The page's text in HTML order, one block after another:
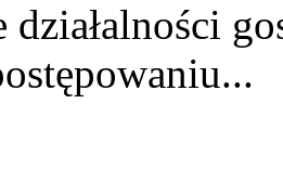
działalności